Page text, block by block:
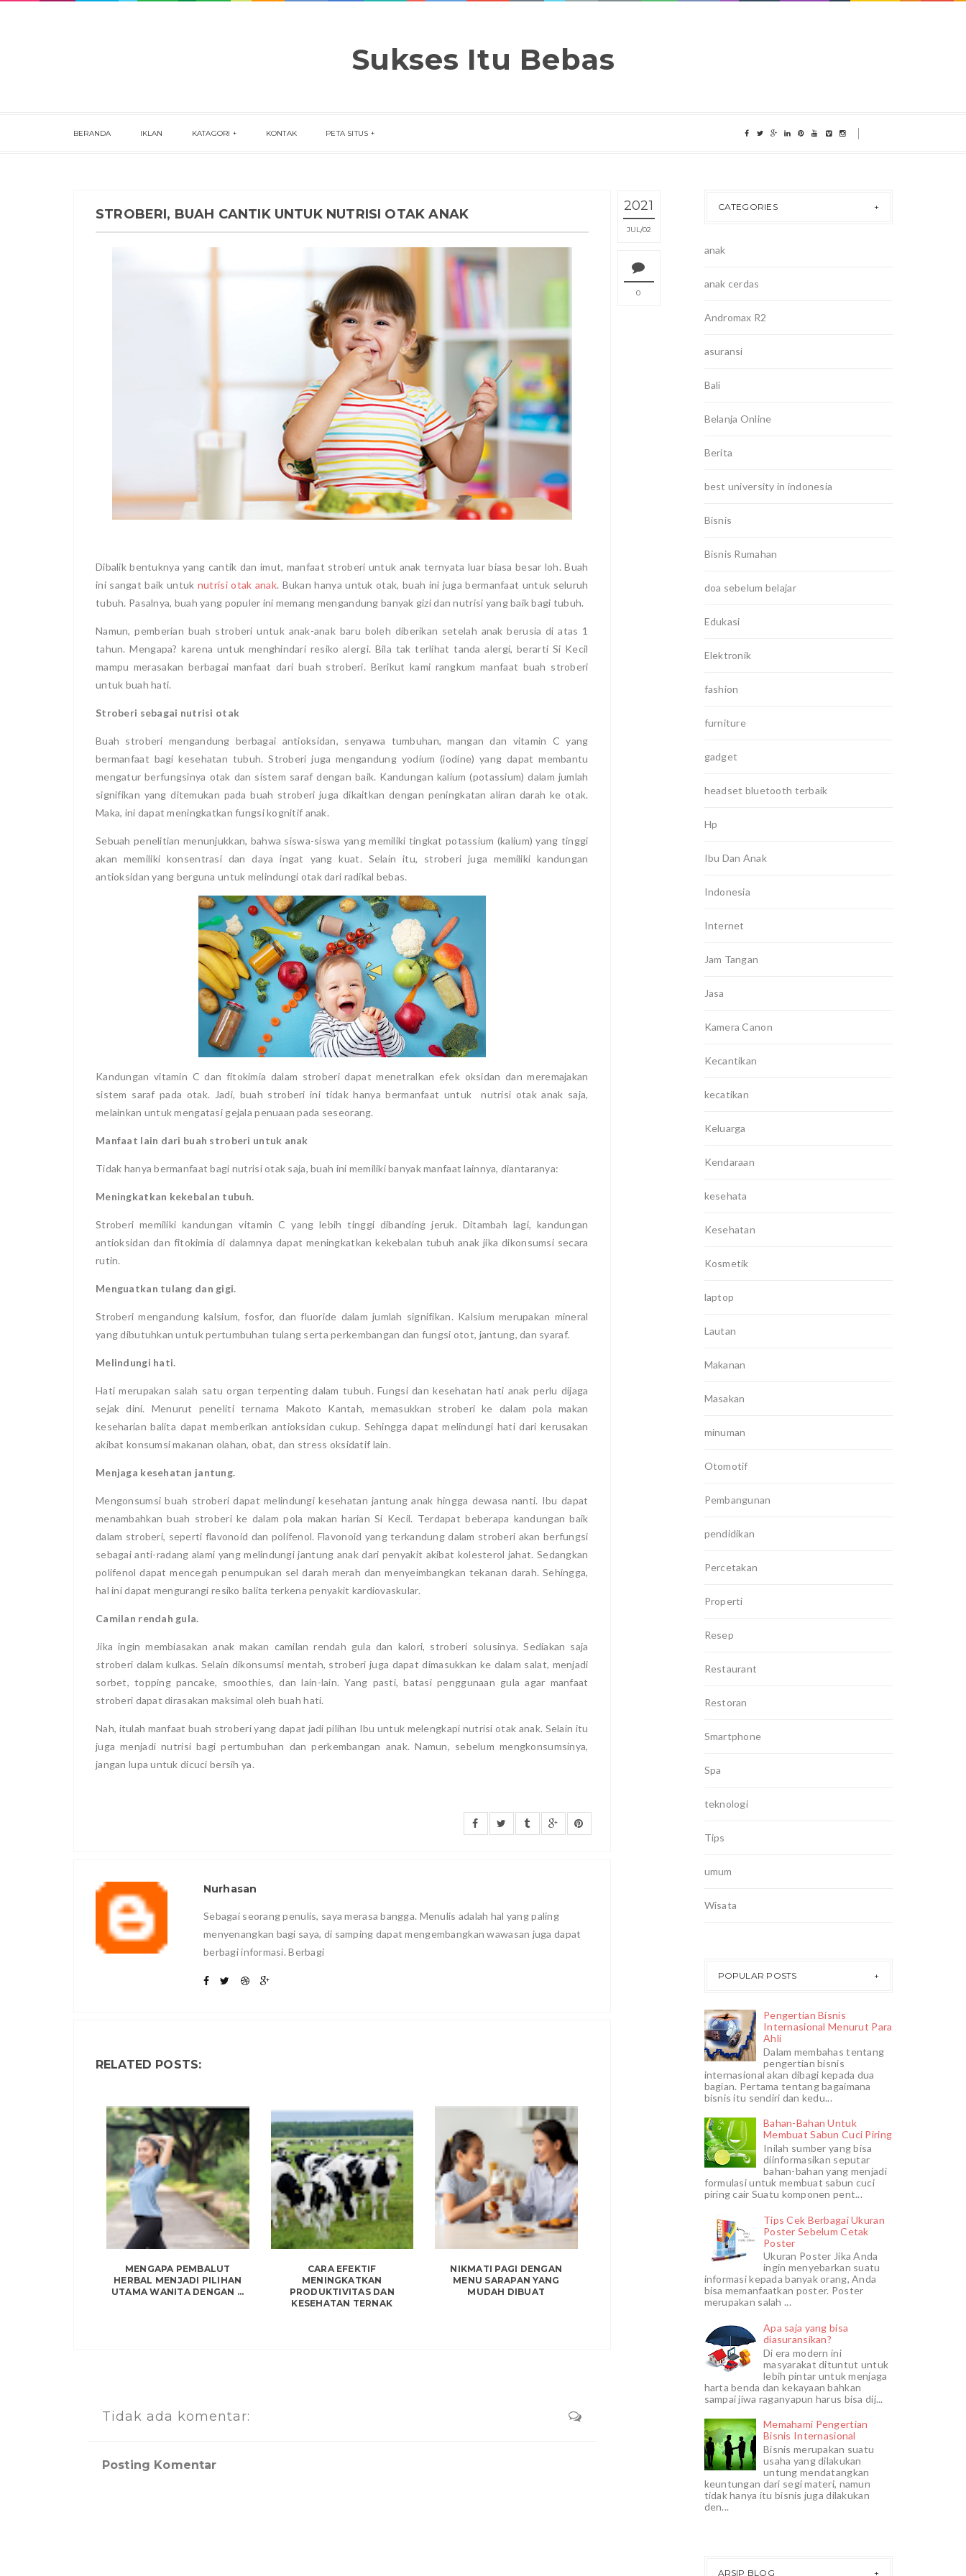
Sukses Itu Bebas
BERANDA IKLAN KATAGORI KONTAK PETA SITUS
2021
JUL 02
0
STROBERI, BUAH CANTIK UNTUK NUTRISI OTAK ANAK
Dibalik bentuknya yang cantik dan imut, manfaat stroberi untuk anak ternyata luar biasa besar loh. Buah
ini sangat baik untuk nutrisi otak anak. Bukan hanya untuk otak, buah ini juga bermanfaat untuk seluruh
tubuh. Pasalnya, buah yang populer ini memang mengandung banyak gizi dan nutrisi yang baik bagi tubuh.
Namun, pemberian buah stroberi untuk anak-anak baru boleh diberikan setelah anak berusia di atas 1
tahun. Mengapa? karena untuk menghindari resiko alergi. Bila tak terlihat tanda alergi, berarti Si Kecil
mampu merasakan berbagai manfaat dari buah stroberi. Berikut kami rangkum manfaat buah stroberi
untuk buah hati.
Stroberi sebagai nutrisi otak
Buah stroberi mengandung berbagai antioksidan, senyawa tumbuhan, mangan dan vitamin C yang
bermanfaat bagi kesehatan tubuh. Stroberi juga mengandung yodium (iodine) yang dapat membantu
mengatur berfungsinya otak dan sistem saraf dengan baik. Kandungan kalium (potassium) dalam jumlah
signifikan yang ditemukan pada buah stroberi juga dikaitkan dengan peningkatan aliran darah ke otak.
Maka, ini dapat meningkatkan fungsi kognitif anak.
Sebuah penelitian menunjukkan, bahwa siswa-siswa yang memiliki tingkat potassium (kalium) yang tinggi
akan memiliki konsentrasi dan daya ingat yang kuat. Selain itu, stroberi juga memiliki kandungan
antioksidan yang berguna untuk melindungi otak dari radikal bebas.
Kandungan vitamin C dan fitokimia dalam stroberi dapat menetralkan efek oksidan dan meremajakan
sistem saraf pada otak. Jadi, buah stroberi ini tidak hanya bermanfaat untuk nutrisi otak anak saja,
melainkan untuk mengatasi gejala penuaan pada seseorang.
Manfaat lain dari buah stroberi untuk anak
Tidak hanya bermanfaat bagi nutrisi otak saja, buah ini memiliki banyak manfaat lainnya, diantaranya:
Meningkatkan kekebalan tubuh.
Stroberi memiliki kandungan vitamin C yang lebih tinggi dibanding jeruk. Ditambah lagi, kandungan
antioksidan dan fitokimia di dalamnya dapat meningkatkan kekebalan tubuh anak jika dikonsumsi secara
rutin.
Menguatkan tulang dan gigi.
Stroberi mengandung kalsium, fosfor, dan fluoride dalam jumlah signifikan. Kalsium merupakan mineral
yang dibutuhkan untuk pertumbuhan tulang serta perkembangan dan fungsi otot, jantung, dan syaraf.
Melindungi hati.
Hati merupakan salah satu organ terpenting dalam tubuh. Fungsi dan kesehatan hati anak perlu dijaga
sejak dini. Menurut peneliti ternama Makoto Kantah, memasukkan stroberi ke dalam pola makan
keseharian balita dapat memberikan antioksidan cukup. Sehingga dapat melindungi hati dari kerusakan
akibat konsumsi makanan olahan, obat, dan stress oksidatif lain.
Menjaga kesehatan jantung.
Mengonsumsi buah stroberi dapat melindungi kesehatan jantung anak hingga dewasa nanti. Ibu dapat
menambahkan buah stroberi ke dalam pola makan harian Si Kecil. Terdapat beberapa kandungan baik
dalam stroberi, seperti flavonoid dan polifenol. Flavonoid yang terkandung dalam stroberi akan berfungsi
sebagai anti-radang alami yang melindungi jantung anak dari penyakit akibat kolesterol jahat. Sedangkan
polifenol dapat mencegah penumpukan sel darah merah dan menyeimbangkan tekanan darah. Sehingga,
hal ini dapat mengurangi resiko balita terkena penyakit kardiovaskular.
Camilan rendah gula.
Jika ingin membiasakan anak makan camilan rendah gula dan kalori, stroberi solusinya. Sediakan saja
stroberi dalam kulkas. Selain dikonsumsi mentah, stroberi juga dapat dimasukkan ke dalam salat, menjadi
sorbet, topping pancake, smoothies, dan lain-lain. Yang pasti, batasi penggunaan gula agar manfaat
stroberi dapat dirasakan maksimal oleh buah hati.
Nah, itulah manfaat buah stroberi yang dapat jadi pilihan Ibu untuk melengkapi nutrisi otak anak. Selain itu
juga menjadi nutrisi bagi pertumbuhan dan perkembangan anak. Namun, sebelum mengkonsumsinya,
jangan lupa untuk dicuci bersih ya.
Nurhasan
Sebagai seorang penulis, saya merasa bangga. Menulis adalah hal yang paling
menyenangkan bagi saya, di samping dapat mengembangkan wawasan juga dapat
berbagi informasi. Berbagi
RELATED POSTS:
MENGAPA PEMBALUT
HERBAL MENJADI PILIHAN
UTAMA WANITA DENGAN ...
CARA EFEKTIF
MENINGKATKAN
PRODUKTIVITAS DAN
KESEHATAN TERNAK
NIKMATI PAGI DENGAN
MENU SARAPAN YANG
MUDAH DIBUAT
Tidak ada komentar:
Posting Komentar
CATEGORIES
anak
anak cerdas
Andromax R2
asuransi
Bali
Belanja Online
Berita
best university in indonesia
Bisnis
Bisnis Rumahan
doa sebelum belajar
Edukasi
Elektronik
fashion
furniture
gadget
headset bluetooth terbaik
Hp
Ibu Dan Anak
Indonesia
Internet
Jam Tangan
Jasa
Kamera Canon
Kecantikan
kecatikan
Keluarga
Kendaraan
kesehata
Kesehatan
Kosmetik
laptop
Lautan
Makanan
Masakan
minuman
Otomotif
Pembangunan
pendidikan
Percetakan
Properti
Resep
Restaurant
Restoran
Smartphone
Spa
teknologi
Tips
umum
Wisata
POPULAR POSTS
Pengertian Bisnis
Internasional Menurut Para
Ahli
Dalam membahas tentang
pengertian bisnis
internasional akan dibagi kepada dua
bagian. Pertama tentang bagaimana
bisnis itu sendiri dan kedu...
Bahan-Bahan Untuk
Membuat Sabun Cuci Piring
Inilah sumber yang bisa
diinformasikan seputar
bahan-bahan yang menjadi
formulasi untuk membuat sabun cuci
piring cair Suatu komponen pent...
Tips Cek Berbagai Ukuran
Poster Sebelum Cetak
Poster
Ukuran Poster Jika Anda
ingin menyebarkan suatu
informasi kepada banyak orang, Anda
bisa memanfaatkan poster. Poster
merupakan salah ...
Apa saja yang bisa
diasuransikan?
Di era modern ini
masyarakat dituntut untuk
lebih pintar untuk menjaga
harta benda dan kekayaan bahkan
sampai jiwa raganyapun harus bisa dij...
Memahami Pengertian
Bisnis Internasional
Bisnis merupakan suatu
usaha yang dilakukan
untung mendatangkan
keuntungan dari segi materi, namun
tidak hanya itu bisnis juga dilakukan
den...
ARSIP BLOG